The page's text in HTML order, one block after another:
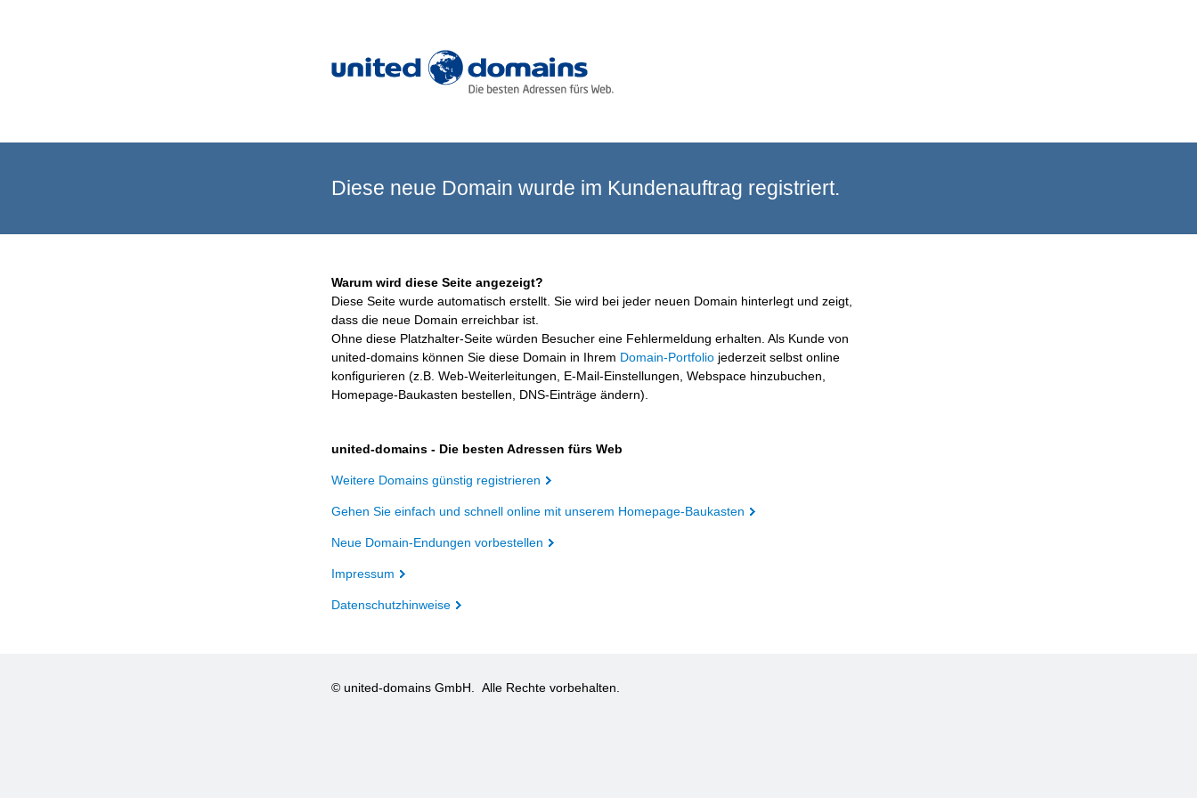
Diese neue Domain wurde im Kundenauftrag registriert.
Warum wird diese Seite angezeigt?
Diese Seite wurde automatisch erstellt. Sie wird bei jeder neuen Domain hinterlegt und zeigt,
dass die neue Domain erreichbar ist.
Ohne diese Platzhalter-Seite würden Besucher eine Fehlermeldung erhalten. Als Kunde von
united-domains können Sie diese Domain in Ihrem Domain-Portfolio jederzeit selbst online
konfigurieren (z.B. Web-Weiterleitungen, E-Mail-Einstellungen, Webspace hinzubuchen,
Homepage-Baukasten bestellen, DNS-Einträge ändern).
united-domains - Die besten Adressen fürs Web
Weitere Domains günstig registrieren
Gehen Sie einfach und schnell online mit unserem Homepage-Baukasten
Neue Domain-Endungen vorbestellen
Impressum
Datenschutzhinweise
© united-domains GmbH. Alle Rechte vorbehalten.